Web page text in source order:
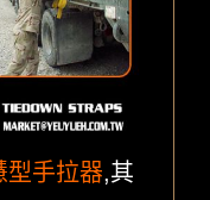
型手拉器,其